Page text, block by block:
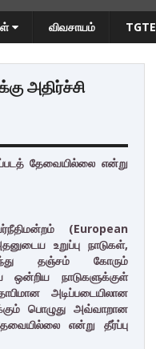
விவசாயம் TGTE
அதிர்ச்சி
தேவையில்லை என்று
(European
உறுப்பு நாடுகள்,
தஞ்சம் கோரும்
ஒன்றிய நாடுகளுக்குள்
அடிப்படையிலான
பொழுது அவ்வாறான
என்று தீர்ப்பு